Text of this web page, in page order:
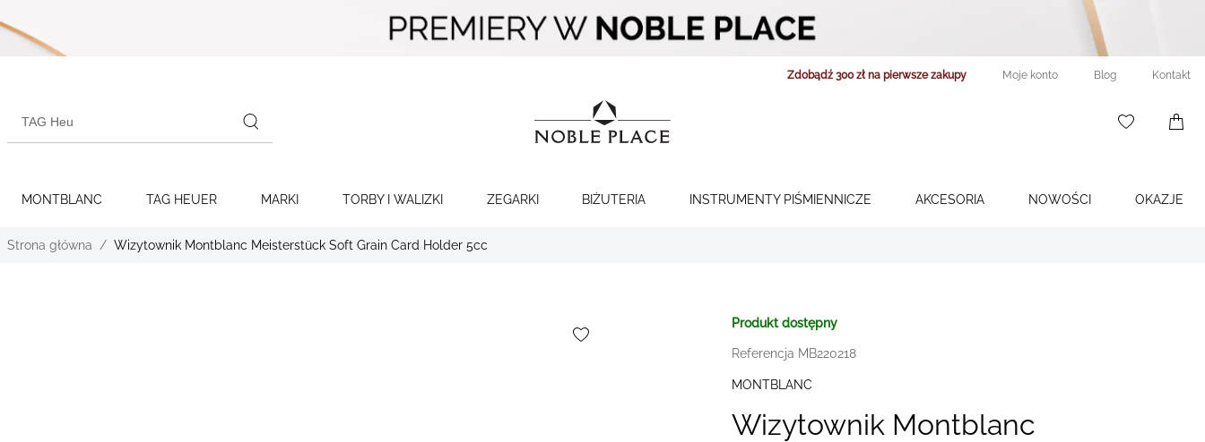
content
Zdobądź 300 zł na pierwsze zakupy Moje konto Blog Kontakt
products
MONTBLANC TAG HEUER MARKI TORBY I WALIZKI ZEGARKI BIŻUTERIA INSTRUMENTY PIŚMIENNICZE AKCESORIA NOWOŚCI OKAZJE
Strona główna Wizytownik Montblanc Meisterstück Soft Grain Card Holder 5cc
Produkt dostępny
Referencja MB220218
MONTBLANC
Wizytownik Montblanc